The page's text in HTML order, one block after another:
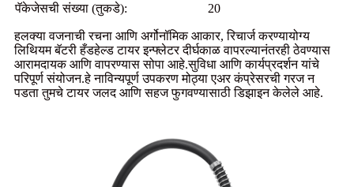
पॅकेजेसची संख्या (तुकडे):
20
हलक्या वजनाची रचना आणि अर्गोनॉमिक आकार, रिचार्ज करण्यायोग्य
लिथियम बॅटरी हँडहेल्ड टायर इन्फ्लेटर दीर्घकाळ वापरल्यानंतरही ठेवण्यास
आरामदायक आणि वापरण्यास सोपा आहे.सुविधा आणि कार्यप्रदर्शन यांचे
परिपूर्ण संयोजन.हे नाविन्यपूर्ण उपकरण मोठ्या एअर कंप्रेसरची गरज न
पडता तुमचे टायर जलद आणि सहज फुगवण्यासाठी डिझाइन केलेले आहे.